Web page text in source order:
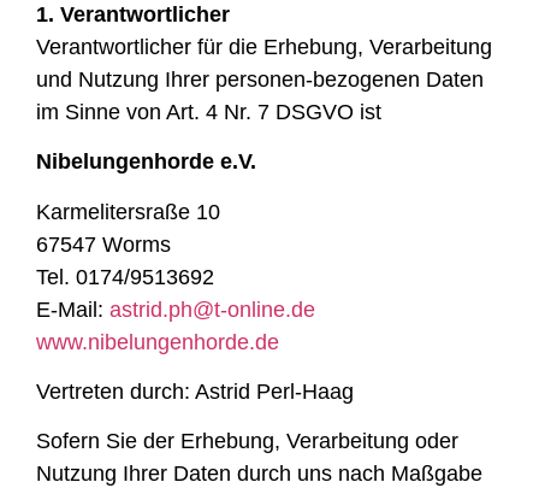
1. Verantwortlicher
Verantwortlicher für die Erhebung, Verarbeitung
und Nutzung Ihrer personen-bezogenen Daten
im Sinne von Art. 4 Nr. 7 DSGVO ist
Nibelungenhorde e.V.
Karmelitersraße 10
67547 Worms
Tel. 0174/9513692
E-Mail: astrid.ph@t-online.de
www.nibelungenhorde.de
Vertreten durch: Astrid Perl-Haag
Sofern Sie der Erhebung, Verarbeitung oder
Nutzung Ihrer Daten durch uns nach Maßgabe